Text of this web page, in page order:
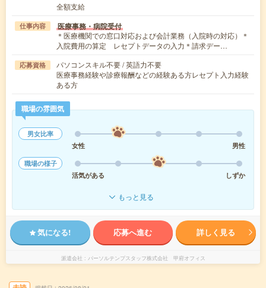
全額支給
仕事内容 医療事務・病院受付
＊医療機関での窓口対応および会計業務（入院時の対応）＊
入院費用の算定 レセプトデータの入力＊請求デー…
応募資格
パソコンスキル不要 / 英語力不要
医療事務経験や診療報酬などの経験ある方レセプト入力経験
ある方
職場の雰囲気
男女比率
女性
男性
職場の様子
活気がある
しずか
もっと見る
気になる! 応募へ進む 詳しく見る
派遣会社 パーソルテンプスタッフ株式会社 甲府オフィス